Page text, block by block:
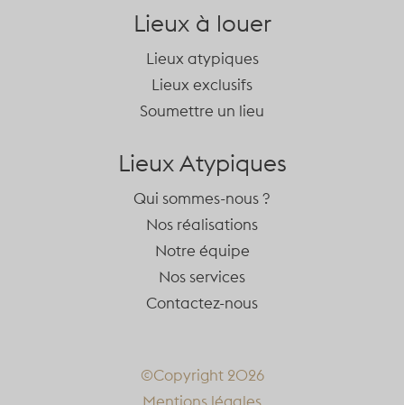
Lieux à louer
Lieux atypiques
Lieux exclusifs
Soumettre un lieu
Lieux Atypiques
Qui sommes-nous ?
Nos réalisations
Notre équipe
Nos services
Contactez-nous
©Copyright 2026